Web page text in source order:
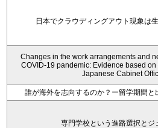
日本でクラウディングアウト現象は
Changes in the work arrangements and
COVID-19 pandemic: Evidence based on
Japanese Cabinet
誰が海外を志向するのか？ー留学期間と
専門学校という進路選択とジ